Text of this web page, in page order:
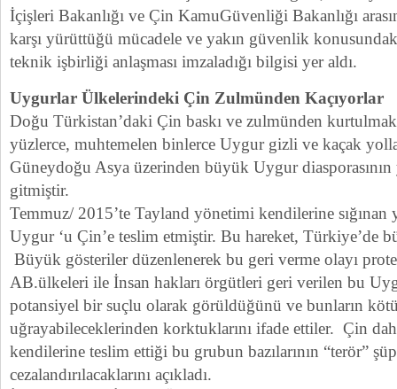
İçişleri Bakanlığı ve Çin KamuGüvenliği Bakanlığı
karşı yürüttüğü mücadele ve yakın güvenlik
teknik işbirliği anlaşması imzaladığı bilgisi yer aldı.
Uygurlar Ülkelerindeki Çin Zulmünden Kaçıyorlar
Doğu Türkistan’daki Çin baskı ve zulmünden
yüzlerce, muhtemelen binlerce Uygur gizli ve kaçak
Güneydoğu Asya üzerinden büyük Uygur diasporasının
gitmiştir.
Temmuz/ 2015’te Tayland yönetimi kendilerine sığınan
Uygur ‘u Çin’e teslim etmiştir. Bu hareket, Türkiye’de
Büyük gösteriler düzenlenerek bu geri verme olayı
AB.ülkeleri ile İnsan hakları örgütleri geri verilen bu
potansiyel bir suçlu olarak görüldüğünü ve bunların
uğrayabileceklerinden korktuklarını ifade ettiler. Çin
kendilerine teslim ettiği bu grubun bazılarının “terör”
cezalandırılacaklarını açıkladı.